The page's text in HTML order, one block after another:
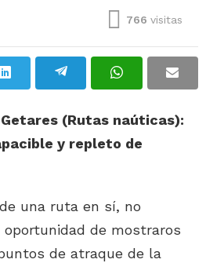
766 visitas
(Rutas naúticas):
y repleto de
una ruta en sí, no
de mostraros
de atraque de la